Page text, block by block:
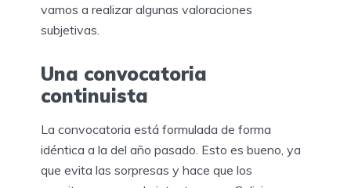
vamos a realizar algunas valoraciones
subjetivas.
Una convocatoria
continuista
La convocatoria está formulada de forma
idéntica a la del año pasado. Esto es bueno, ya
que evita las sorpresas y hace que los